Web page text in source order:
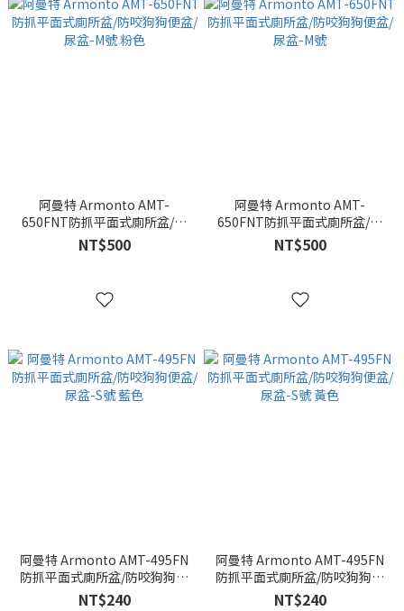
阿曼特 Armonto AMT-
650FNT防抓平面式廁所盆/防
咬狗狗便盆/尿盆-M號 粉色
NT$500
阿曼特 Armonto AMT-
650FNT防抓平面式廁所盆/防
咬狗狗便盆/尿盆-M號
NT$500
阿曼特 Armonto AMT-495FN
防抓平面式廁所盆/防咬狗狗便
盆/尿盆-S號 藍色
NT$240
阿曼特 Armonto AMT-495FN
防抓平面式廁所盆/防咬狗狗便
盆/尿盆-S號 黃色
NT$240